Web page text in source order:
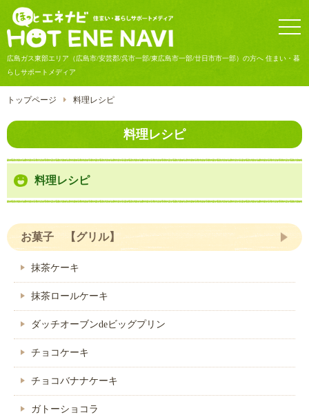
広島ガス東部エリア（広島市/安芸郡/呉市一部/東広島市一部/廿日市市一部）の方へ 住まい・暮
らしサポートメディア
トップページ 料理レシピ
料理レシピ
料理レシピ
お菓子 【グリル】
抹茶ケーキ
抹茶ロールケーキ
ダッチオーブンdeビッグプリン
チョコケーキ
チョコバナナケーキ
ガトーショコラ